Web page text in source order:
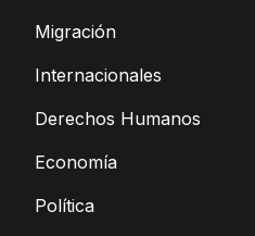
Migración
Internacionales
Derechos Humanos
Economía
Política